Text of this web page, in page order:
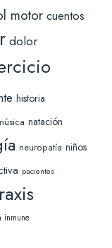
motor cuentos
dolor
historia
natación
neuropatía niños
pacientes
inmune